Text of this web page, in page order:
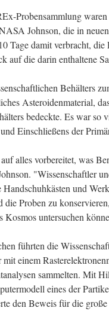
Probensammlung
Johnson, die in
Tage damit verbracht,
auf die darin enthaltene
Behälters
Asteroidenmaterial,
bedeckte. Es war so
Einschließens der
alles vorbereitet, was
"Wissenschaftler
Handschuhkästen und
die Proben zu
Kosmos untersuchen
führten die
einem
sammelten. Mit
eines der
den Beweis für die